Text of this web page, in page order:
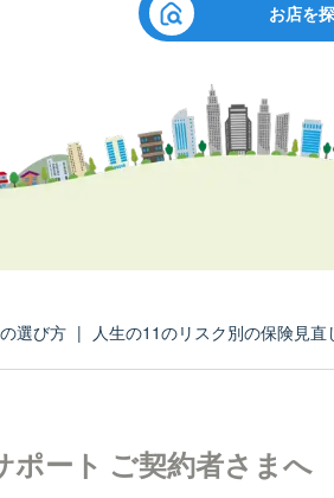
お店を
選び方 | 人生の11のリスク別の保険見直
ポート ご契約者さまへ